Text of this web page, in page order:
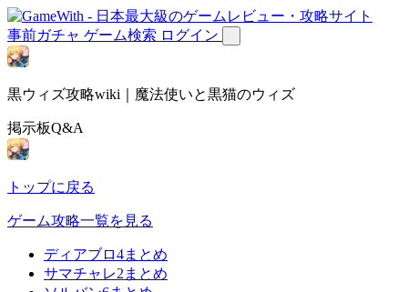
事前ガチャ ゲーム検索 ログイン
黒ウィズ攻略wiki｜魔法使いと黒猫のウィズ
掲示板Q&A
トップに戻る
ゲーム攻略一覧を見る
ディアブロ4まとめ
サマチャレ2まとめ